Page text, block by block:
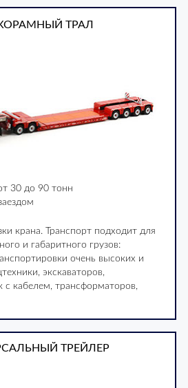
ТРАЛ
30 до 90 тонн
крана. Транспорт подходит для
и габаритного грузов:
очень высоких и
экскаваторов,
с кабелем, трансформаторов,
ТРЕЙЛЕР